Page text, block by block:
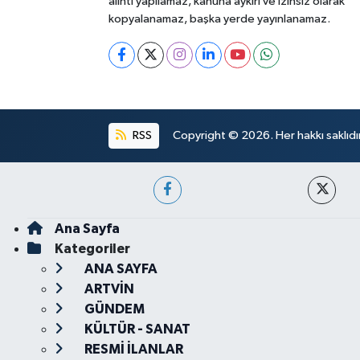
kopyalanamaz, başka yerde yayınlanamaz.
RSS Copyright © 2026. Her hakkı
Ana Sayfa
Kategoriler
ANA SAYFA
ARTVİN
GÜNDEM
KÜLTÜR - SANAT
RESMİ İLANLAR